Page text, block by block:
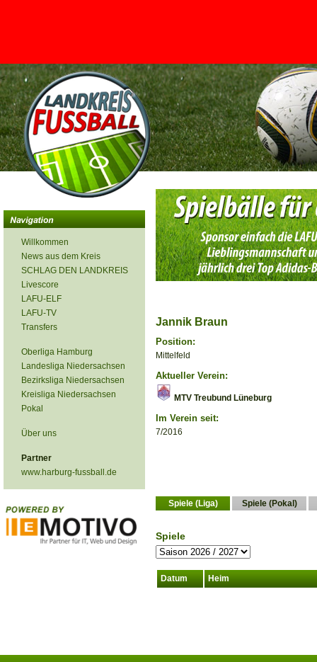
<
Willkommen
News aus dem Kreis
SCHLAG DEN LANDKREIS
Livescore
LAFU-ELF
LAFU-TV
Transfers
Oberliga Hamburg
Landesliga Niedersachsen
Bezirksliga Niedersachsen
Kreisliga Niedersachsen
Pokal
Über uns
Partner
www.harburg-fussball.de
Jannik Braun
Position:
Mittelfeld
Aktueller Verein:
MTV Treubund Lüneburg
Im Verein seit:
7/2016
Spiele (Liga) Spiele (Pokal)
Spiele
Datum Heim